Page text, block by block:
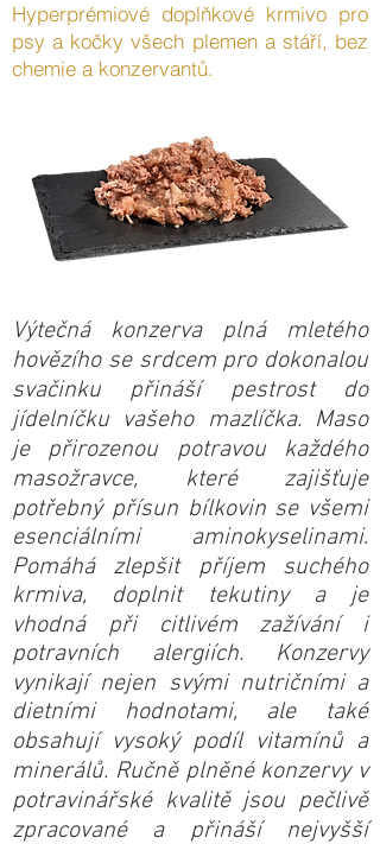
Hyperprémiové doplňkové krmivo pro
psy a kočky všech plemen a stáří, bez
chemie a konzervantů.
Výtečná konzerva plná mletého
hovězího se srdcem pro dokonalou
svačinku přináší pestrost do
jídelníčku vašeho mazlíčka. Maso
je přirozenou potravou každého
masožravce, které zajišťuje
potřebný přísun bílkovin se všemi
esenciálními aminokyselinami.
Pomáhá zlepšit příjem suchého
krmiva, doplnit tekutiny a je
vhodná při citlivém zažívání i
potravních alergiích. Konzervy
vynikají nejen svými nutričními a
dietními hodnotami, ale také
obsahují vysoký podíl vitamínů a
minerálů. Ručně plněné konzervy v
potravinářské kvalitě jsou pečlivě
zpracované a přináší nejvyšší